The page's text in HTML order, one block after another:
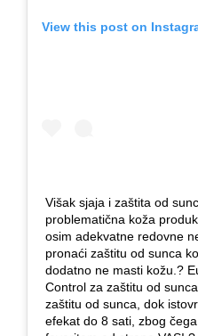
View this post on
Višak sjaja i zaštita od
problematična koža
osim adekvatne redovne
pronaći zaštitu od sunca
dodatno ne masti kožu.?
Control za zaštitu od
zaštitu od sunca, dok
efekat do 8 sati, zbog